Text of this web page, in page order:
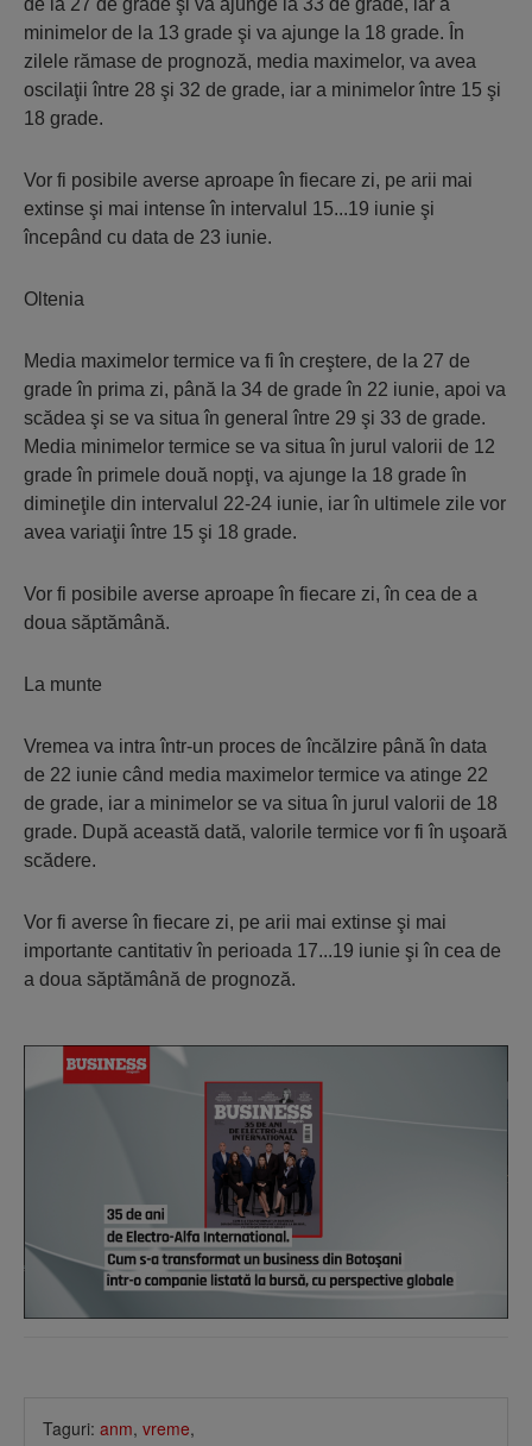
de la 27 de grade şi va ajunge la 33 de grade, iar a
minimelor de la 13 grade şi va ajunge la 18 grade. În
zilele rămase de prognoză, media maximelor, va avea
oscilaţii între 28 şi 32 de grade, iar a minimelor între 15 şi
18 grade.
Vor fi posibile averse aproape în fiecare zi, pe arii mai
extinse şi mai intense în intervalul 15...19 iunie şi
începând cu data de 23 iunie.
Oltenia
Media maximelor termice va fi în creştere, de la 27 de
grade în prima zi, până la 34 de grade în 22 iunie, apoi va
scădea şi se va situa în general între 29 şi 33 de grade.
Media minimelor termice se va situa în jurul valorii de 12
grade în primele două nopţi, va ajunge la 18 grade în
dimineţile din intervalul 22-24 iunie, iar în ultimele zile vor
avea variaţii între 15 şi 18 grade.
Vor fi posibile averse aproape în fiecare zi, în cea de a
doua săptămână.
La munte
Vremea va intra într-un proces de încălzire până în data
de 22 iunie când media maximelor termice va atinge 22
de grade, iar a minimelor se va situa în jurul valorii de 18
grade. După această dată, valorile termice vor fi în uşoară
scădere.
Vor fi averse în fiecare zi, pe arii mai extinse şi mai
importante cantitativ în perioada 17...19 iunie şi în cea de
a doua săptămână de prognoză.
Taguri: anm, vreme,